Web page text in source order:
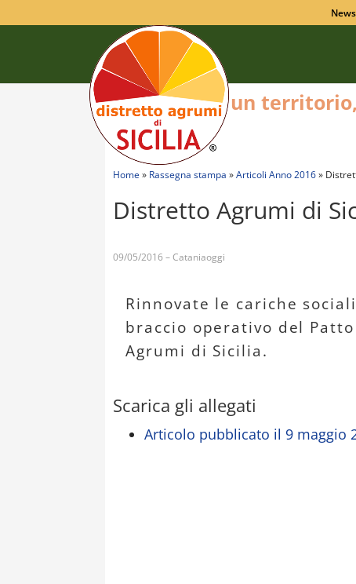
News
Home » Rassegna stampa »Articoli Anno 2016»
Distretto Agrumi di
09/05/2016 – Cataniaoggi
Rinnovate le cariche
braccio operativo del
Agrumi di Sicilia.
Scarica gli allegati
Articolo pubblicato il 9 maggio
un